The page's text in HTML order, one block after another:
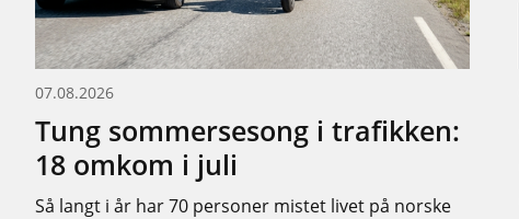
07.08.2026
Tung sommersesong i trafikken:
18 omkom i juli
Så langt i år har 70 personer mistet livet på norske